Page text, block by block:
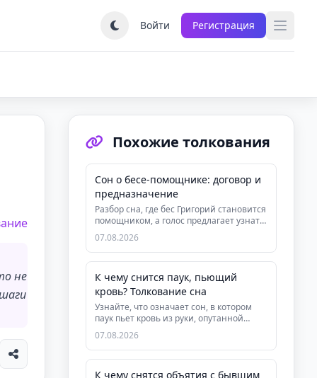
Войти Регистрация
не
Похожие толкования
Сон о бесе-помощнике: договор и
предназначение
Разбор сна, где бес Григорий становится
помощником, а голос предлагает узнать
предназначение за плат...
07.08.2026
К чему снится паук, пьющий
кровь? Толкование сна
Узнайте, что означает сон, в котором
паук пьет кровь из руки, опутанной
паутиной. Глубокий анализ си...
07.08.2026
К чему снятся объятия с бывшим